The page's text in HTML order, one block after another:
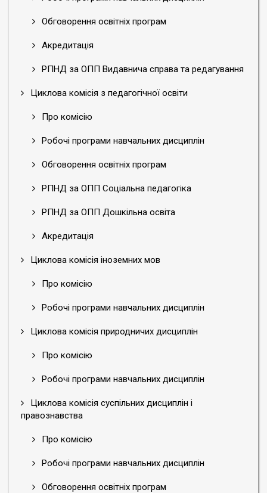
Обговорення освітніх програм
Акредитація
РПНД за ОПП Видавнича справа та редагування
Циклова комісія з педагогічної освіти
Про комісію
Робочі програми навчальних дисциплін
Обговорення освітніх програм
РПНД за ОПП Соціальна педагогіка
РПНД за ОПП Дошкільна освіта
Акредитація
Циклова комісія іноземних мов
Про комісію
Робочі програми навчальних дисциплін
Циклова комісія природничих дисциплін
Про комісію
Робочі програми навчальних дисциплін
Циклова комісія суспільних дисциплін і
правознавства
Про комісію
Робочі програми навчальних дисциплін
Обговорення освітніх програм